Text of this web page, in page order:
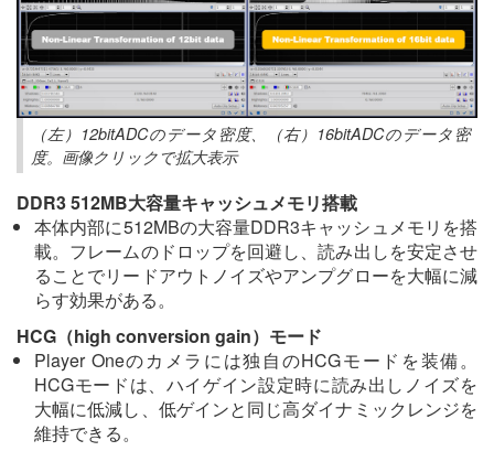
（左）12bitADCのデータ密度、（右）16bitADCのデータ密
度。画像クリックで拡大表示
DDR3 512MB大容量キャッシュメモリ搭載
本体内部に512MBの大容量DDR3キャッシュメモリを搭
載。フレームのドロップを回避し、読み出しを安定させ
ることでリードアウトノイズやアンプグローを大幅に減
らす効果がある。
HCG（high conversion gain）モード
Player Oneのカメラには独自のHCGモードを装備。
HCGモードは、ハイゲイン設定時に読み出しノイズを
大幅に低減し、低ゲインと同じ高ダイナミックレンジを
維持できる。